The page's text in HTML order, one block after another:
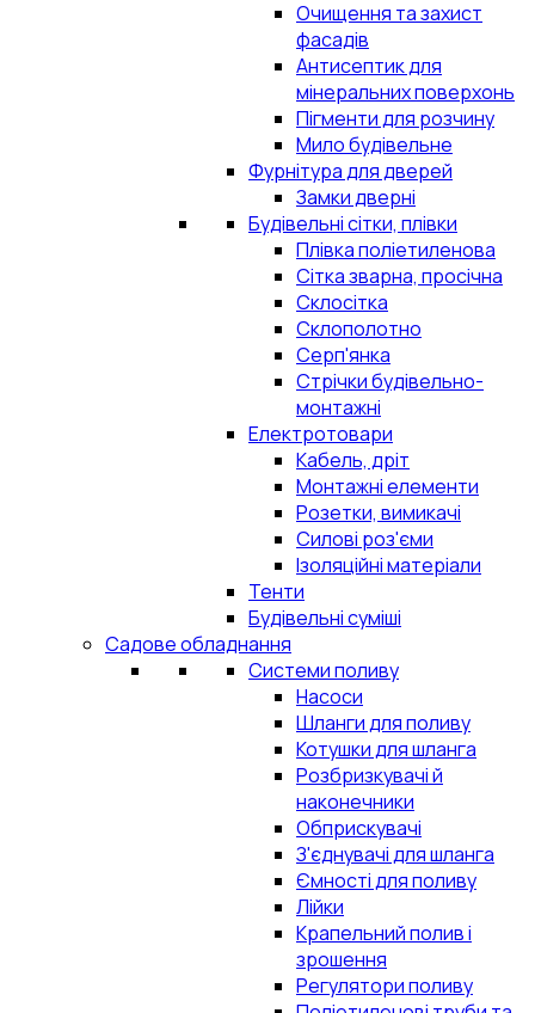
Очищення та захист
фасадів
Антисептик для
мінеральних поверхонь
Пігменти для розчину
Мило будівельне
Фурнітура для дверей
Замки дверні
Будівельні сітки, плівки
Плівка поліетиленова
Сітка зварна, просічна
Склосітка
Склополотно
Серп'янка
Стрічки будівельно-
монтажні
Електротовари
Кабель, дріт
Монтажні елементи
Розетки, вимикачі
Силові роз'єми
Ізоляційні матеріали
Тенти
Будівельні суміші
Садове обладнання
Системи поливу
Насоси
Шланги для поливу
Котушки для шланга
Розбризкувачі й
наконечники
Обприскувачі
З'єднувачі для шланга
Ємності для поливу
Лійки
Крапельний полив і
зрошення
Регулятори поливу